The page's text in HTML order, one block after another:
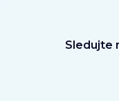
Sledujte